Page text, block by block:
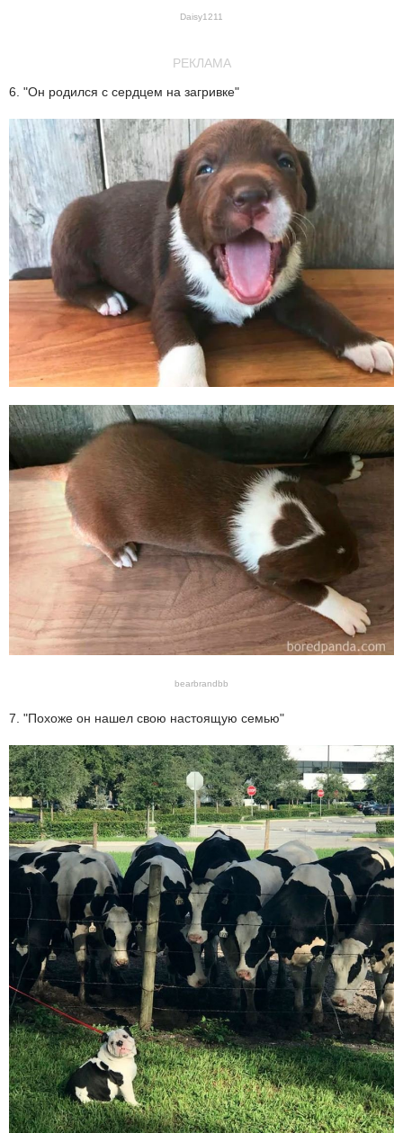
Daisy1211
РЕКЛАМА
6. "Он родился с сердцем на загривке"
bearbrandbb
7. "Похоже он нашел свою настоящую семью"